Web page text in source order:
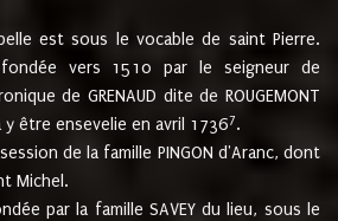
est sous le vocable de saint Pierre.
vers 1510 par le seigneur de
de GRENAUD dite de ROUGEMONT
y être ensevelie en avril 17367.
de la famille PINGON d'Aranc, dont
Michel.
par la famille SAVEY du lieu, sous le